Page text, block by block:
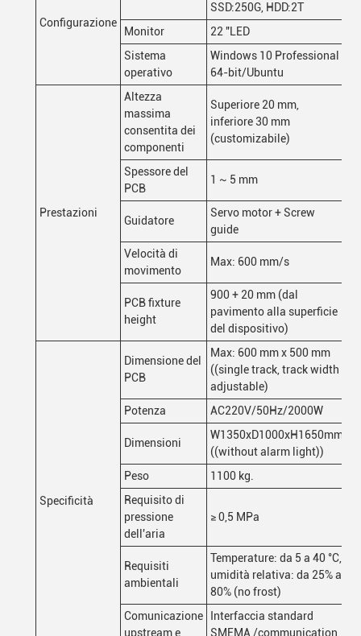
Configurazione
SSD:250G, HDD:2T
Monitor
22 "LED
Sistema
operativo
Windows 10 Professional
64-bit/Ubuntu
Prestazioni
Altezza
massima
consentita dei
componenti
Superiore 20 mm,
inferiore 30 mm
(customizabile)
Spessore del
PCB
1 ~ 5 mm
Guidatore
Servo motor + Screw
guide
Velocità di
movimento
Max: 600 mm/s
PCB fixture
height
900 + 20 mm (dal
pavimento alla superficie
del dispositivo)
Specificità
Dimensione del
PCB
Max: 600 mm x 500 mm
((single track, track width
adjustable)
Potenza
AC220V/50Hz/2000W
Dimensioni
W1350xD1000xH1650mm
((without alarm light))
Peso
1100 kg.
Requisito di
pressione
dell'aria
≥ 0,5 MPa
Requisiti
ambientali
Temperature: da 5 a 40 °C,
umidità relativa: da 25% a
80% (no frost)
Comunicazione
upstream e
Interfaccia standard
SMEMA /communication